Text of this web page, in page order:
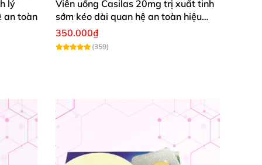
lý
an toàn
Viên uống Casilas 20mg trị xuất tinh
sớm kéo dài quan hệ an toàn hiệu
quả
350.000₫
(359)